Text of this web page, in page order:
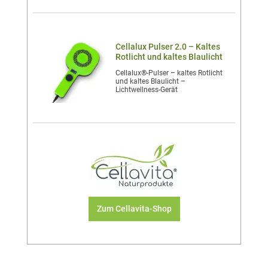
Cellalux Pulser 2.0 – Kaltes
Rotlicht und kaltes Blaulicht
Cellalux®-Pulser – kaltes Rotlicht
und kaltes Blaulicht –
Lichtwellness-Gerät
Zum Cellavita-Shop